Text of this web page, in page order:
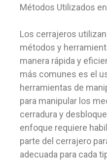
Métodos Utilizados
Los cerrajeros
métodos y
manera rápida y
más comunes es el
herramientas de
para manipular los
cerradura y
enfoque requiere
parte del cerrajero
adecuada para cada